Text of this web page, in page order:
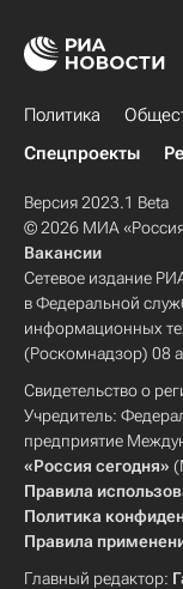
Политика
Спецпроекты
Версия 2023.1 Beta
© 2026 МИА
Вакансии
Сетевое издание
в Федеральной
информационных
(Роскомнадзор) 08
Свидетельство о
Учредитель:
предприятие
«Россия сегодня»
Правила
Политика
Правила
Главный редактор: